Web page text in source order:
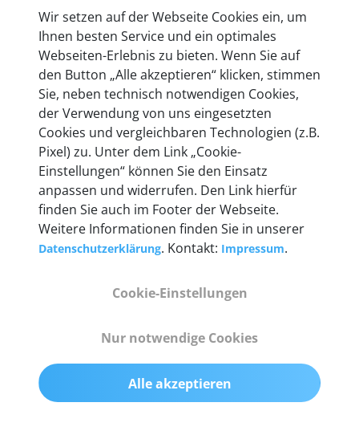
In den Kfz-Diagnosegeräten von autoaid stecken
mehr als 10 Jahre Erfahrung, und auch in Zukunft
entwickeln wir unsere Produkte am Standort in
Berlin laufend weiter. Auf diese Qualität vertrauen
heute mehr als 60.000 Privatkunden und
Unternehmen.
Technische Details &
Lieferumfang
Abmessungen
Gewicht
200 g
Wir setzen auf der Webseite Cookies ein, um
Ihnen besten Service und ein optimales
Webseiten-Erlebnis zu bieten. Wenn Sie auf
den Button „Alle akzeptieren“ klicken, stimmen
Sie, neben technisch notwendigen Cookies,
der Verwendung von uns eingesetzten
Cookies und vergleichbaren Technologien (z.B.
Pixel) zu. Unter dem Link „Cookie-
Einstellungen“ können Sie den Einsatz
anpassen und widerrufen. Den Link hierfür
finden Sie auch im Footer der Webseite.
Weitere Informationen finden Sie in unserer
Datenschutzerklärung. Kontakt: Impressum.
Cookie-Einstellungen
Nur notwendige Cookies
Alle akzeptieren